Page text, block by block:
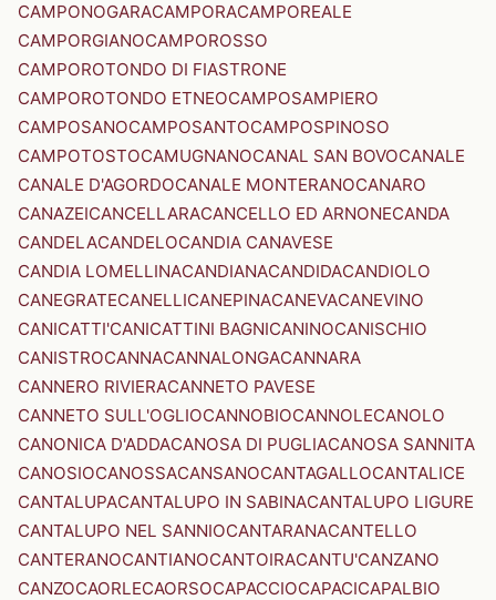
CAMPONOGARACAMPORACAMPOREALE
CAMPORGIANOCAMPOROSSO
CAMPOROTONDO DI FIASTRONE
CAMPOROTONDO ETNEOCAMPOSAMPIERO
CAMPOSANOCAMPOSANTOCAMPOSPINOSO
CAMPOTOSTOCAMUGNANOCANAL SAN BOVOCANALE
CANALE D'AGORDOCANALE MONTERANOCANARO
CANAZEICANCELLARACANCELLO ED ARNONECANDA
CANDELACANDELOCANDIA CANAVESE
CANDIA LOMELLINACANDIANACANDIDACANDIOLO
CANEGRATECANELLICANEPINACANEVACANEVINO
CANICATTI'CANICATTINI BAGNICANINOCANISCHIO
CANISTROCANNACANNALONGACANNARA
CANNERO RIVIERACANNETO PAVESE
CANNETO SULL'OGLIOCANNOBIOCANNOLECANOLO
CANONICA D'ADDACANOSA DI PUGLIACANOSA SANNITA
CANOSIOCANOSSACANSANOCANTAGALLOCANTALICE
CANTALUPACANTALUPO IN SABINACANTALUPO LIGURE
CANTALUPO NEL SANNIOCANTARANACANTELLO
CANTERANOCANTIANOCANTOIRACANTU'CANZANO
CANZOCAORLECAORSOCAPACCIOCAPACICAPALBIO